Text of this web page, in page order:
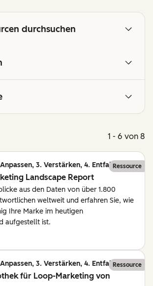
durchsuchen
1 - 6 von 8
3. Verstärken, 4. EntfaltenRessource
Landscape Report
aus den Daten von über 1.800
weltweit und erfahren Sie, wie
Ihre Marke im heutigen
aufgestellt ist.
3. Verstärken, 4. EntfaltenRessource
für Loop-Marketing von